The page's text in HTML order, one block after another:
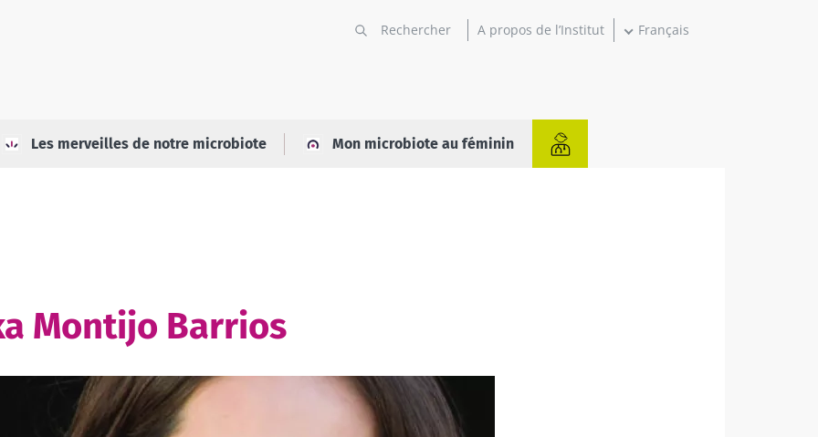
A propos de l’Institut Français
Les merveilles de notre microbiote Mon microbiote au féminin
Montijo Barrios